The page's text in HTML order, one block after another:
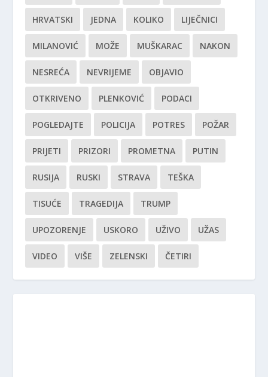
HRVATSKI JEDNA KOLIKO LIJEČNICI
MILANOVIĆ MOŽE MUŠKARAC NAKON
NESREĆA NEVRIJEME OBJAVIO
OTKRIVENO PLENKOVIĆ PODACI
POGLEDAJTE POLICIJA POTRES POŽAR
PRIJETI PRIZORI PROMETNA PUTIN
RUSIJA RUSKI STRAVA TEŠKA
TISUĆE TRAGEDIJA TRUMP
UPOZORENJE USKORO UŽIVO UŽAS
VIDEO VIŠE ZELENSKI ČETIRI